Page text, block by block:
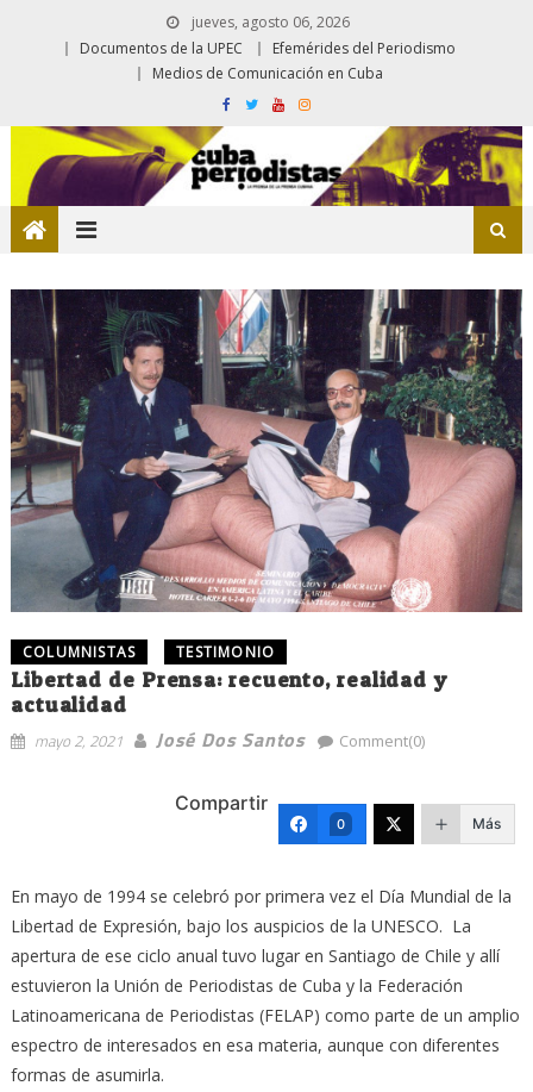
jueves, agosto 06, 2026
Documentos de la UPEC
Efemérides del Periodismo
Medios de Comunicación en Cuba
COLUMNISTAS TESTIMONIO
Libertad de Prensa: recuento, realidad y
actualidad
mayo 2, 2021 José Dos Santos Comment(0)
Compartir
0 Más
En mayo de 1994 se celebró por primera vez el Día Mundial de la
Libertad de Expresión, bajo los auspicios de la UNESCO. La
apertura de ese ciclo anual tuvo lugar en Santiago de Chile y allí
estuvieron la Unión de Periodistas de Cuba y la Federación
Latinoamericana de Periodistas (FELAP) como parte de un amplio
espectro de interesados en esa materia, aunque con diferentes
formas de asumirla.